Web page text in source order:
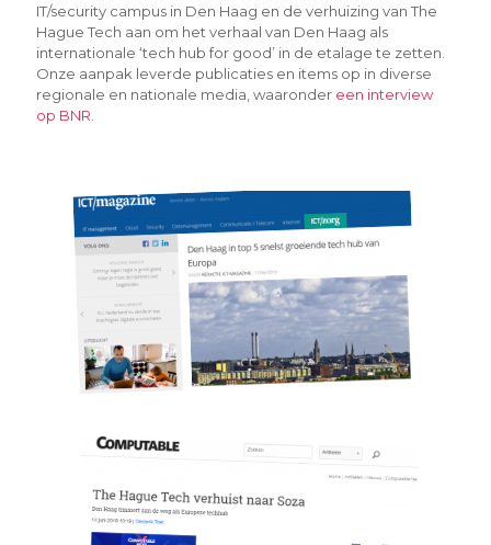
IT/security campus in Den Haag en de verhuizing van The
Hague Tech aan om het verhaal van Den Haag als
internationale ‘tech hub for good’ in de etalage te zetten.
Onze aanpak leverde publicaties en items op in diverse
regionale en nationale media, waaronder een interview
op BNR